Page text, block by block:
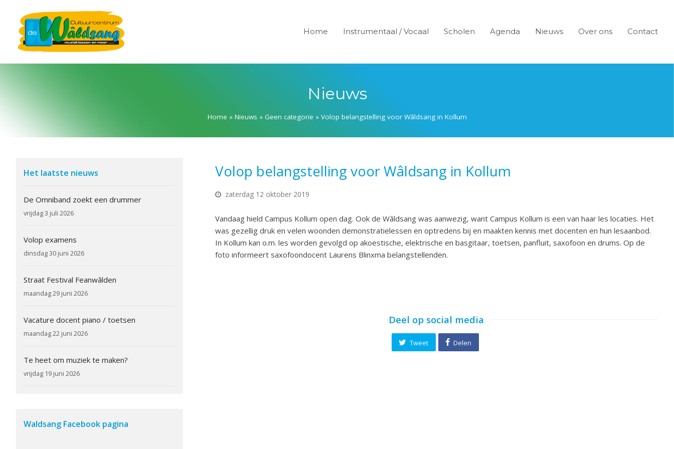
Home Instrumentaal / Vocaal Scholen Agenda Nieuws Over ons Contact
Nieuws
Home » Nieuws » Geen categorie » Volop belangstelling voor Wâldsang in Kollum
Volop belangstelling voor Wâldsang in Kollum
zaterdag 12 oktober 2019
Vandaag hield Campus Kollum open dag. Ook de Wâldsang was aanwezig, want Campus Kollum is een van haar les locaties. Het
was gezellig druk en velen woonden demonstratielessen en optredens bij en maakten kennis met docenten en hun lesaanbod.
In Kollum kan o.m. les worden gevolgd op akoestische, elektrische en basgitaar, toetsen, panfluit, saxofoon en drums. Op de
foto informeert saxofoondocent Laurens Blinxma belangstellenden.
Deel op social media
Tweet Delen
Het laatste nieuws
De Omniband zoekt een drummer
vrijdag 3 juli 2026
Volop examens
dinsdag 30 juni 2026
Straat Festival Feanwâlden
maandag 29 juni 2026
Vacature docent piano / toetsen
maandag 22 juni 2026
Te heet om muziek te maken?
vrijdag 19 juni 2026
Waldsang Facebook pagina